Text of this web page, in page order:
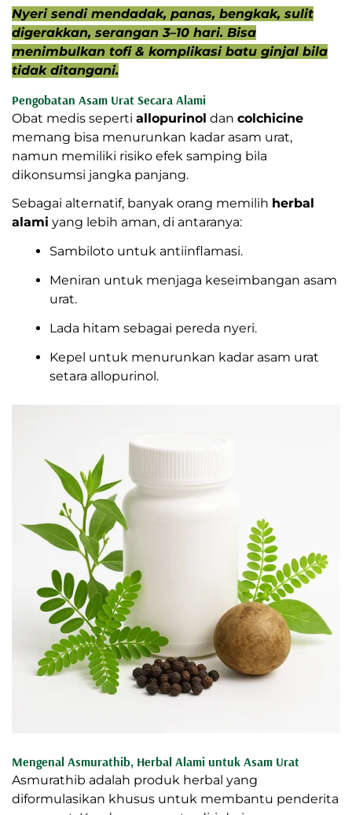
Nyeri sendi mendadak, panas, bengkak, sulit
digerakkan, serangan 3–10 hari. Bisa
menimbulkan tofi & komplikasi batu ginjal bila
tidak ditangani.
Pengobatan Asam Urat Secara Alami
Obat medis seperti allopurinol dan colchicine
memang bisa menurunkan kadar asam urat,
namun memiliki risiko efek samping bila
dikonsumsi jangka panjang.
Sebagai alternatif, banyak orang memilih herbal
alami yang lebih aman, di antaranya:
Sambiloto untuk antiinflamasi.
Meniran untuk menjaga keseimbangan asam
urat.
Lada hitam sebagai pereda nyeri.
Kepel untuk menurunkan kadar asam urat
setara allopurinol.
Mengenal Asmurathib, Herbal Alami untuk Asam Urat
Asmurathib adalah produk herbal yang
diformulasikan khusus untuk membantu penderita